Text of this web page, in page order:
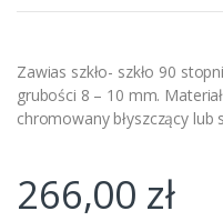
Zawias szkło- szkło 90
grubości 8 – 10 mm.
chromowany błyszczący lub
266,00 zł